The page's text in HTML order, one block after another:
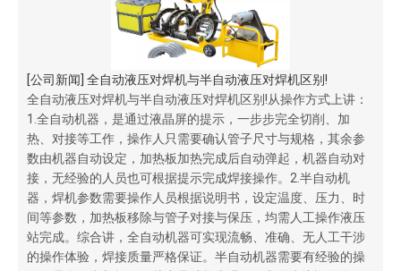
[公司新闻 全自动液压对焊机与半自动液压对焊机区别!
全自动液压对焊机与半自动液压对焊机区别!从操作方式上讲：
1.全自动机器，是通过液晶屏的提示，一步步完全切削、加
热、对接等工作，操作人只需要确认管子尺寸与规格，其余参
数由机器自动设定，加热板加热完成后自动弹起，机器自动对
接，无经验的人员也可根据提示完成焊接操作。2.半自动机
器，焊机参数需要操作人员根据说明书，设定温度、压力、时
间等参数，加热板移除与管子对接与保压，均需人工操作液压
站完成。综合讲，全自动机器可实现流畅、准确、无人工干涉
的操作体验，焊接质量严格保证。半自动机器需要有经验的操